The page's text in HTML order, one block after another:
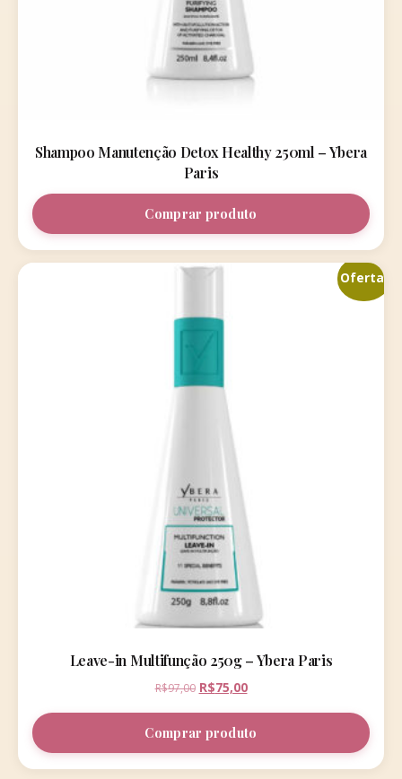
Shampoo Manutenção Detox Healthy 250ml – Ybera
Paris
Comprar produto
Oferta!
Leave-in Multifunção 250g – Ybera Paris
R$97,00 O
original
era:
R$97,00.
R$75,00O
atual
R$75,00.
Comprar produto